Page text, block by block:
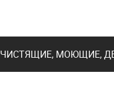
ЧИСТЯЩИЕ, МОЮЩИЕ,